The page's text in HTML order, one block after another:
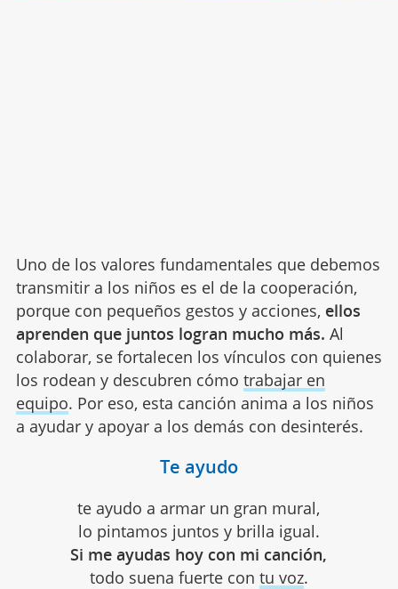
Uno de los valores fundamentales que debemos
transmitir a los niños es el de la cooperación,
porque con pequeños gestos y acciones, ellos
aprenden que juntos logran mucho más. Al
colaborar, se fortalecen los vínculos con quienes
los rodean y descubren cómo trabajar en
equipo. Por eso, esta canción anima a los niños
a ayudar y apoyar a los demás con desinterés.
Te ayudo
te ayudo a armar un gran mural,
lo pintamos juntos y brilla igual.
Si me ayudas hoy con mi canción,
todo suena fuerte con tu voz.